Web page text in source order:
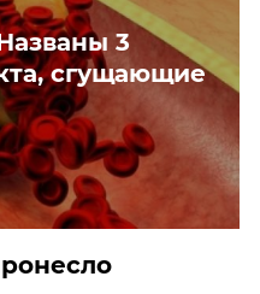
3
сгущающие